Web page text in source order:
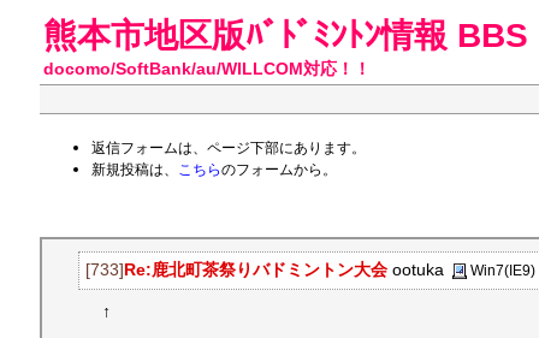
熊本市地区版ﾊﾞﾄﾞﾐﾝﾄﾝ情報 BBS
docomo/SoftBank/au/WILLCOM対応！！
返信フォームは、ページ下部にあります。
新規投稿は、 こちらのフォームから。
[733]Re:鹿北町茶祭りバドミントン大会 ootuka Win7(IE9)
↑